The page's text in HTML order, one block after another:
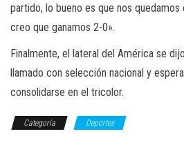
partido, lo bueno es que nos
creo que ganamos 2-0».
Finalmente, el lateral del América se
llamado con selección nacional y
consolidarse en el tricolor.
Categoría Deportes